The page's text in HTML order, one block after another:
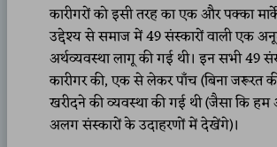
कारीगरों को इसी तरह का एक और पक्का
उद्देश्य से समाज में 49 संस्कारों वाली एक
अर्थव्यवस्था लागू की गई थी। इन सभी 49
कारीगर की, एक से लेकर पाँच (बिना जरूरत
खरीदने की व्यवस्था की गई थी (जैसा कि
अलग संस्कारों के उदाहरणों में देखेंगे)।